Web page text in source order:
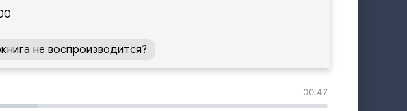
не воспроизводится?
00:47